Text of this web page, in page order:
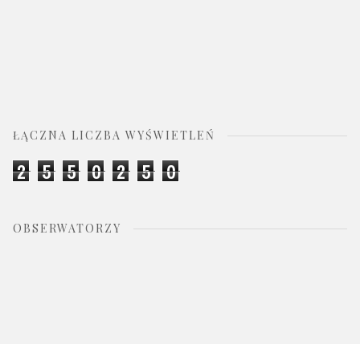
ŁĄCZNA LICZBA WYŚWIETLEŃ
2 5 5 0 2 5 0
OBSERWATORZY